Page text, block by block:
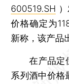
600519.SH
价格确定为
新称，该产品
在产品定位
系列酒中价格